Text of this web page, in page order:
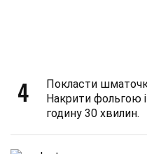
4
Покласти
Накрити фольгою і
годину 30 хвилин.